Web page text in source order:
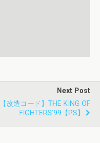
Next Post
【改造コード】THE KING OF
FIGHTERS'99【PS】